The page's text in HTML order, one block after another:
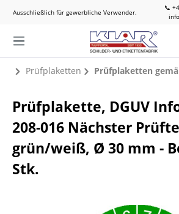
Ausschließlich für gewerbliche Verwender.
📞
Prüfplaketten Prüfplaketten
Prüfplakette, DGUV
208-016 Nächster
grün/weiß, Ø 30 mm -
Stk.